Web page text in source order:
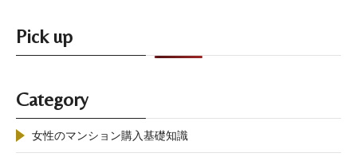
Pick up
Category
女性のマンション購入基礎知識